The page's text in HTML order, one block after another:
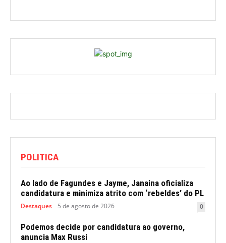
POLITICA
Ao lado de Fagundes e Jayme, Janaina oficializa
candidatura e minimiza atrito com ‘rebeldes’ do PL
Destaques 5 de agosto de 2026 0
Podemos decide por candidatura ao governo,
anuncia Max Russi